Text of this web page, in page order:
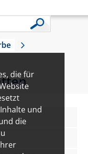
die für
und
die